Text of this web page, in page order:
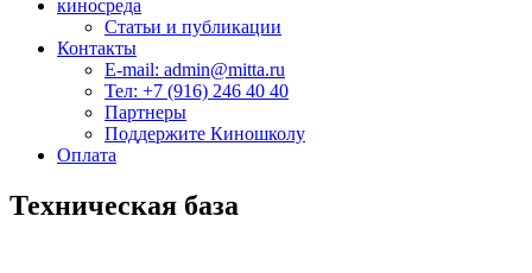
киносреда
Статьи и публикации
Контакты
E-mail: admin@mitta.ru
Тел: +7 (916) 246 40 40
Партнеры
Поддержите Киношколу
Оплата
Техническая база